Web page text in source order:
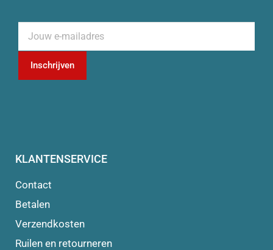
Inschrijven
KLANTENSERVICE
Contact
Betalen
Verzendkosten
Ruilen en retourneren